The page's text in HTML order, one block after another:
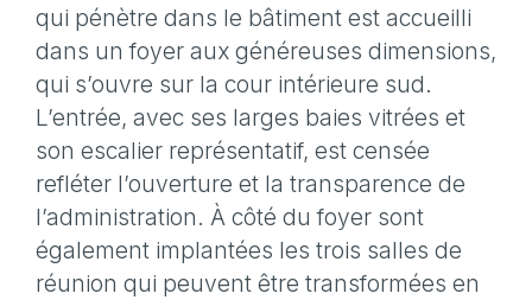
qui pénètre dans le bâtiment est accueilli
dans un foyer aux généreuses dimensions,
qui s’ouvre sur la cour intérieure sud.
L’entrée, avec ses larges baies vitrées et
son escalier représentatif, est censée
refléter l’ouverture et la transparence de
l’administration. À côté du foyer sont
également implantées les trois salles de
réunion qui peuvent être transformées en